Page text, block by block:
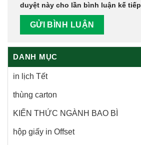
duyệt này cho lần bình luận kế
DANH MỤC
in lịch Tết
thùng carton
KIẾN THỨC NGÀNH BAO BÌ
hộp giấy in Offset